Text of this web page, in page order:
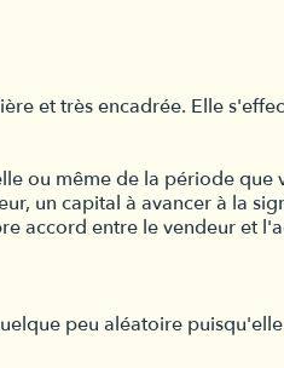
et très encadrée. Elle
ou même de la période
un capital à avancer à la
accord entre le vendeur et
peu aléatoire